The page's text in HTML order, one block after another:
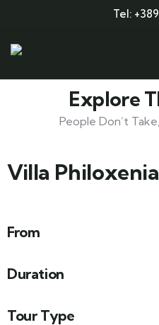
Tel:
Explore
People Don’t
Villa
From
Duration
Tour Type